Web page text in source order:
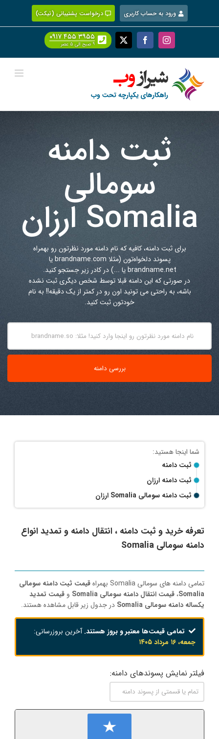
content
ورود به حساب کاربری درخواست پشتیبانی (تیکت)
Instagram
Facebook
X ۰۹۱۷ ۴۵۵ ۳۹۵۵
۹ صبح الی ۵ عصر
ثبت دامنه
سومالی
Somalia ارزان
برای ثبت دامنه، کافیه که نام دامنه مورد نظرتون رو بهمراه
پسوند دلخواه‌تون (مثلا brandname.com یا
brandname.net یا ...) در کادر زیر جستجو کنید.
در صورتی که این دامنه قبلا توسط شخص دیگری ثبت نشده
باشه، به راحتی می تونید اون رو در کمتر از یک دقیقه!! به نام
خودتون ثبت کنید.
ثبت دامنه
ثبت دامنه ارزان
ثبت دامنه سومالی Somalia ارزان
تعرفه خرید و ثبت دامنه ، انتقال دامنه و تمدید انواع
دامنه سومالی Somalia
تمامی دامنه های سومالی Somalia بهمراه
قیمت ثبت دامنه سومالی
Somalia، قیمت انتقال دامنه سومالی Somalia و قیمت تمدید
یکساله دامنه سومالی Somalia
در جدول زیر قابل مشاهده هستند.
تمامی قیمت‌ها معتبر و بروز هستند.آخرین بروزرسانی:
جمعه، ۱۶ مرداد ۱۴۰۵
فیلتر نمایش پسوندهای دامنه: